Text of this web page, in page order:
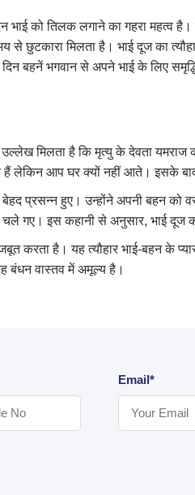
भाई को तिलक लगाने का गहरा
छुटकारा मिलता है। भाई दूज का
बहनें भगवान से अपने भाई के लिए समृद्धि
मिलता है कि मृत्यु के देवता यमराज
आप घर क्यों नहीं आते। इसके बाद
प्रसन्न हुए। उन्होंने अपनी बहन को
इस कहानी से अनुसार, भाई दूज का
करता है। यह त्यौहार भाई-बहन के
बंधन वास्तव में अमूल्य है।
Email*